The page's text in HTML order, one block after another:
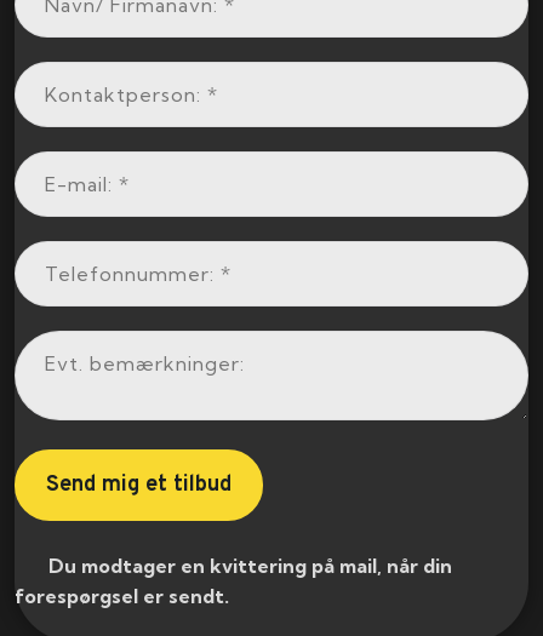
​ Du modtager en kvittering på mail, når din
forespørgsel er sendt.​